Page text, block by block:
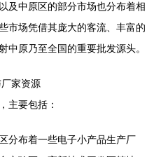
及中原区的部分市场也分布着相
市场凭借其庞大的客流、丰富的
中原乃至全国的重要批发源头。
家资源
主要包括：
分布着一些电子小产品生产厂